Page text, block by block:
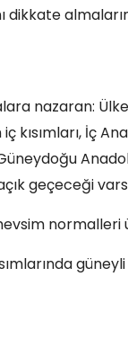
nazaran:
kısımları, İç
geçeceği